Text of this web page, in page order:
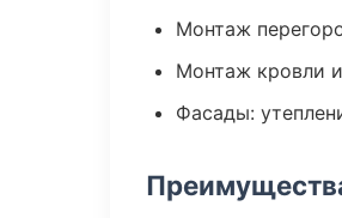
Монтаж
Монтаж кровли
Фасады: